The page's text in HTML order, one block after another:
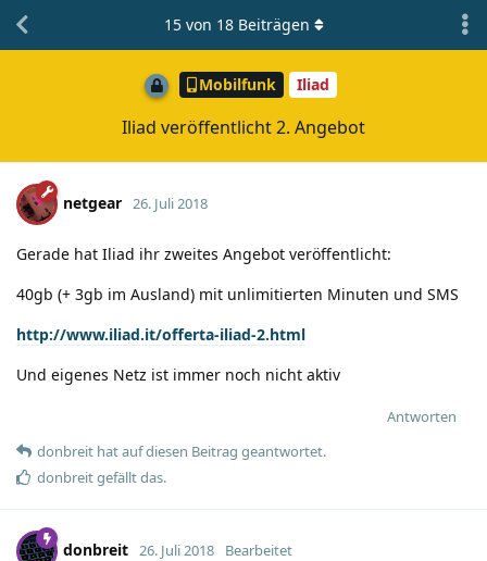
Mobilfunk Iliad
Iliad veröffentlicht 2. Angebot
15von 18Beiträgen
netgear 26. Juli 2018
Gerade hat Iliad ihr zweites Angebot veröffentlicht:
40gb (+ 3gb im Ausland) mit unlimitierten Minuten und SMS
http://www.iliad.it/offerta-iliad-2.html
Und eigenes Netz ist immer noch nicht aktiv
Antworten
donbreit hatauf diesen Beitrag geantwortet.
donbreitgefällt das.
donbreit 26. Juli 2018 Bearbeitet